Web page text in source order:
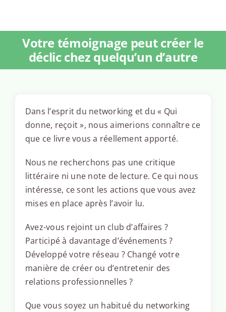
Votre témoignage peut créer le
déclic chez quelqu’un d’autre
Dans l’esprit du networking et du « Qui
donne, reçoit », nous aimerions connaître ce
que ce livre vous a réellement apporté.
Nous ne recherchons pas une critique
littéraire ni une note de lecture. Ce qui nous
intéresse, ce sont les actions que vous avez
mises en place après l’avoir lu.
Avez-vous rejoint un club d’affaires ?
Participé à davantage d’événements ?
Développé votre réseau ? Changé votre
manière de créer ou d’entretenir des
relations professionnelles ?
Que vous soyez un habitué du networking